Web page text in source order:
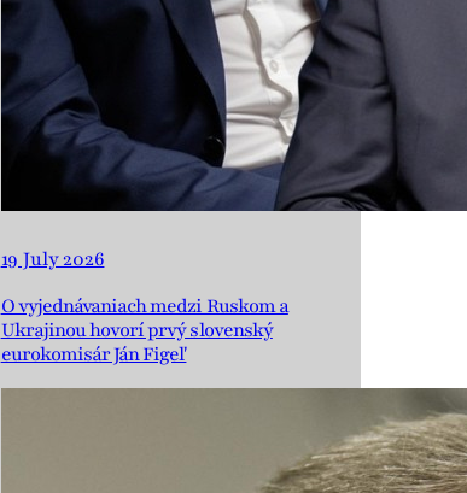
19 July 2026
O vyjednávaniach medzi Ruskom a
Ukrajinou hovorí prvý slovenský
eurokomisár Ján Figeľ